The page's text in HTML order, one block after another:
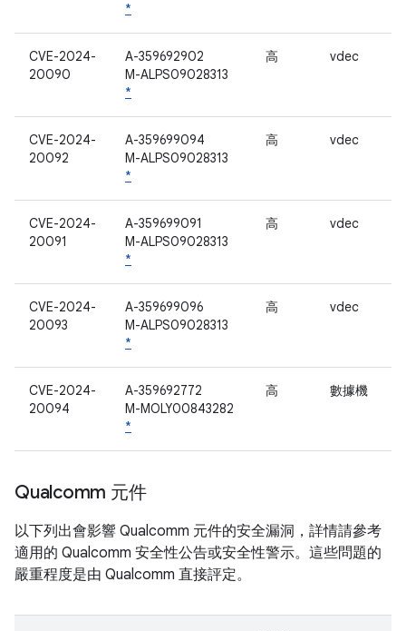
*
CVE-2024-
20090
A-359692902
M-ALPS09028313
*
高 vdec
CVE-2024-
20092
A-359699094
M-ALPS09028313
*
高 vdec
CVE-2024-
20091
A-359699091
M-ALPS09028313
*
高 vdec
CVE-2024-
20093
A-359699096
M-ALPS09028313
*
高 vdec
CVE-2024-
20094
A-359692772
M-MOLY00843282
*
高 數據機
Qualcomm 元件
以下列出會影響 Qualcomm 元件的安全漏洞，詳情請參考
適用的 Qualcomm 安全性公告或安全性警示。這些問題的
嚴重程度是由 Qualcomm 直接評定。